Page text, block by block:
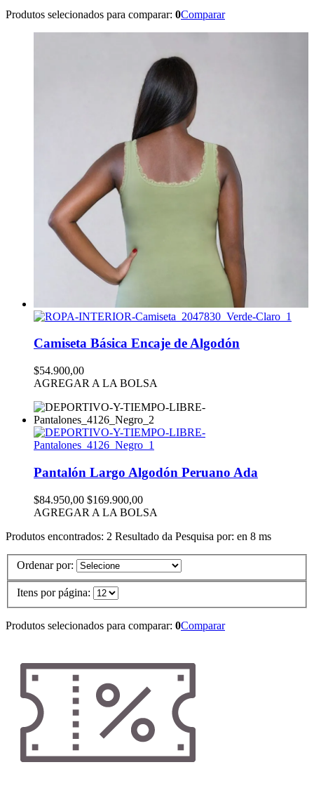
Produtos selecionados para comparar: 0Comparar
Camiseta Básica Encaje de Algodón
$54.900,00
AGREGAR A LA BOLSA
Pantalón Largo Algodón Peruano Ada
$84.950,00 $169.900,00
AGREGAR A LA BOLSA
Produtos encontrados: 2 Resultado da Pesquisa por: en 8 ms
Ordenar por:
Itens por página:
Produtos selecionados para comparar: 0Comparar